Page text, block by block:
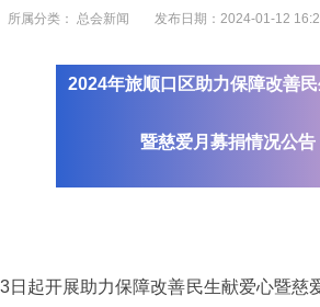
所属分类： 总会新闻 发布日期：2024-01-12
2024年旅顺口区助力保障改善
暨慈爱月募捐情况公告
起开展助力保障改善民生献爱心暨慈